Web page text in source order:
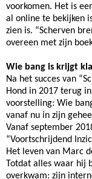
voorkomen. Het is
al online te bekijken
zien is. “Scherven
overeen met zijn
Wie bang is krijgt
Na het succes van
Hond in 2017 terug
voorstelling: Wie
vanaf nu in zijn
Vanaf september
“Voortschrijdend
Het leven van Marc
Totdat alles waar hij
overkwam: zijn